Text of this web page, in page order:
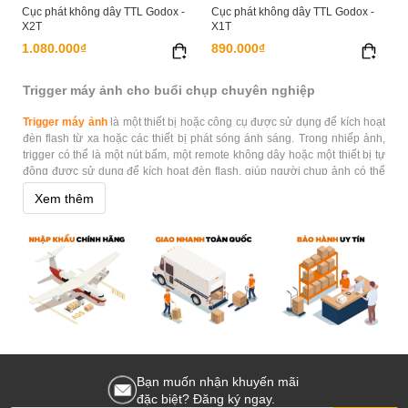
Cục phát không dây TTL Godox -
X2T
1.080.000₫
Cục phát không dây TTL Godox -
X1T
890.000₫
Trigger máy ảnh cho buổi chụp chuyên nghiệp
Trigger máy ảnhlà một thiết bị hoặc công cụ được sử dụng để kích hoạt
đèn flash từ xa hoặc các thiết bị phát sóng ánh sáng. Trong nhiếp ảnh,
trigger có thể là một nút bấm, một remote không dây hoặc một thiết bị tự
động được sử dụng để kích hoạt đèn flash, giúp người chụp ảnh có thể
chụp ảnh mà không cần phải thao tác trực tiếp với đèn flash. Trong các
tình huống chụp ảnh đặc biệt như chụp ảnh động, trigger có thể giúp
Phân phối Trigger máy ảnh chính hãng giá tốt
Hoằng Quân là đơn vị phân phối hàng đầu về Trigger máy ảnh , cam kết
phẩm tại các Showroom của chúng tôi tại TPHCM, Hà Nội và Đà Nẵng.
Hãy tin tưởng và khám phá trải nghiệm chụp ảnh tuyệt vời với chúng tôi!
Xem thêm
Bạn muốn nhận khuyến mãi
đặc biệt? Đăng ký ngay.